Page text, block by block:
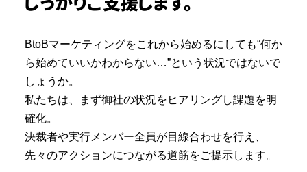
BtoBマーケティングをこれから始めるにしても“何か
ら始めていいかわからない…”という状況ではないで
しょうか。
私たちは、まず御社の状況をヒアリングし課題を明
確化。
決裁者や実行メンバー全員が目線合わせを行え、
先々のアクションにつながる道筋をご提示します。